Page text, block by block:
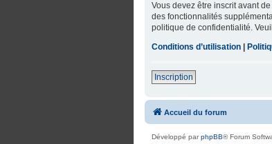
Vous devez être inscrit avant
des fonctionnalités
politique de confidentialité.
Conditions d’utilisation |
Inscription
Accueil du forum
Développé parphpBB® Forum